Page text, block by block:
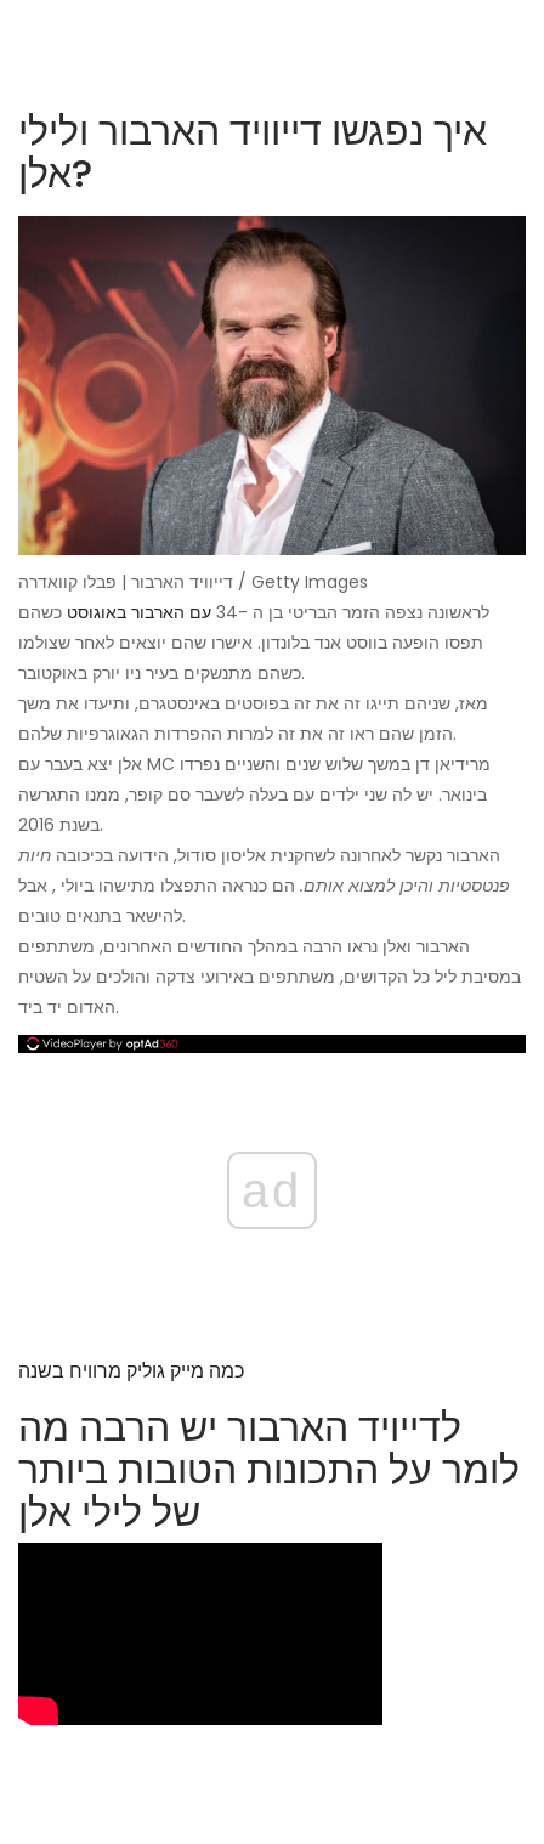
איך נפגשו דייוויד הארבור ולילי
אלן?
דייוויד הארבור | פבלו קוואדרה / Getty Images
לראשונה נצפה הזמר הבריטי בן ה -34
עם הארבור באוגוסט כשהם
תפסו הופעה בווסט אנד בלונדון. אישרו שהם יוצאים לאחר שצולמו
כשהם מתנשקים בעיר ניו יורק באוקטובר.
מאז, שניהם תייגו זה את זה בפוסטים באינסטגרם, ותיעדו את משך
הזמן שהם ראו זה את זה למרות ההפרדות הגאוגרפיות שלהם.
אלן יצא בעבר עם MC מרידיאן דן במשך שלוש שנים והשניים נפרדו
בינואר. יש לה שני ילדים עם בעלה לשעבר סם קופר, ממנו התגרשה
בשנת 2016.
הארבור נקשר לאחרונה לשחקנית אליסון סודול, הידועה בכיכובה חיות
פנטסטיות והיכן למצוא אותם. הם כנראה התפצלו מתישהו ביולי , אבל
להישאר בתנאים טובים.
הארבור ואלן נראו הרבה במהלך החודשים האחרונים, משתתפים
במסיבת ליל כל הקדושים, משתתפים באירועי צדקה והולכים על השטיח
האדום יד ביד.
ad
כמה מייק גוליק מרוויח בשנה
לדייויד הארבור יש הרבה מה
לומר על התכונות הטובות ביותר
של לילי אלן